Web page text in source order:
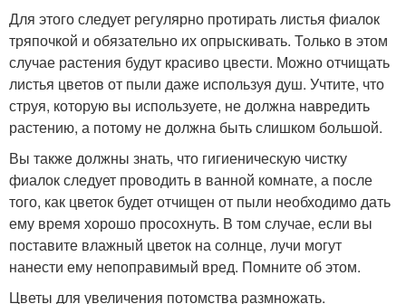
Для этого следует регулярно протирать листья фиалок
тряпочкой и обязательно их опрыскивать. Только в этом
случае растения будут красиво цвести. Можно отчищать
листья цветов от пыли даже используя душ. Учтите, что
струя, которую вы используете, не должна навредить
растению, а потому не должна быть слишком большой.
Вы также должны знать, что гигиеническую чистку
фиалок следует проводить в ванной комнате, а после
того, как цветок будет отчищен от пыли необходимо дать
ему время хорошо просохнуть. В том случае, если вы
поставите влажный цветок на солнце, лучи могут
нанести ему непоправимый вред. Помните об этом.
Цветы для увеличения потомства размножать.